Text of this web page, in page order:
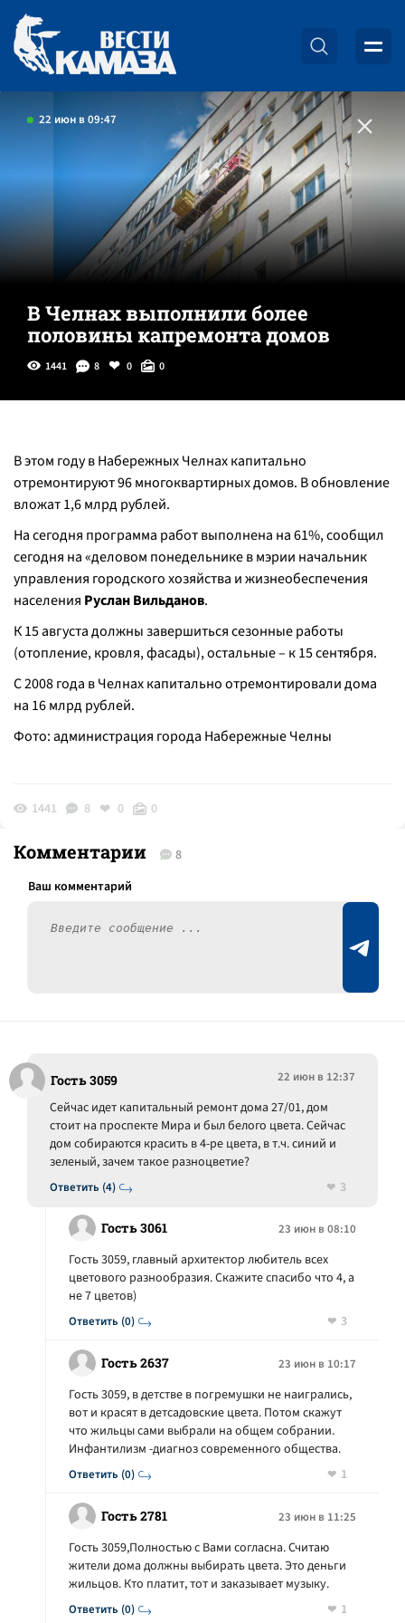
22 июн в 09:47
В Челнах выполнили более
половины капремонта домов
1441 8 0 0
В этом году в Набережных Челнах капитально
отремонтируют 96 многоквартирных домов. В обновление
вложат 1,6 млрд рублей.
На сегодня программа работ выполнена на 61%, сообщил
сегодня на «деловом понедельнике в мэрии начальник
управления городского хозяйства и жизнеобеспечения
населения Руслан Вильданов.
К 15 августа должны завершиться сезонные работы
(отопление, кровля, фасады), остальные – к 15 сентября.
С 2008 года в Челнах капитально отремонтировали дома
на 16 млрд рублей.
Фото: администрация города Набережные Челны
1441 8 0 0
Комментарии 8
Гость 3059 22 июн в 12:37
Ответить (4)
Сейчас идет капитальный ремонт дома 27/01, дом
стоит на проспекте Мира и был белого цвета. Сейчас
дом собираются красить в 4-ре цвета, в т.ч. синий и
зеленый, зачем такое разноцветие?
3
Гость 3061 23 июн в 08:10
Ответить (0)
Гость 3059, главный архитектор любитель всех
цветового разнообразия. Скажите спасибо что 4, а
не 7 цветов)
3
Гость 2637 23 июн в 10:17
Ответить (0)
Гость 3059, в детстве в погремушки не наигрались,
вот и красят в детсадовские цвета. Потом скажут
что жильцы сами выбрали на общем собрании.
Инфантилизм -диагноз современного общества.
1
Гость 2781 23 июн в 11:25
Ответить (0)
Гость 3059,Полностью с Вами согласна. Считаю
жители дома должны выбирать цвета. Это деньги
жильцов. Кто платит, тот и заказывает музыку.
1